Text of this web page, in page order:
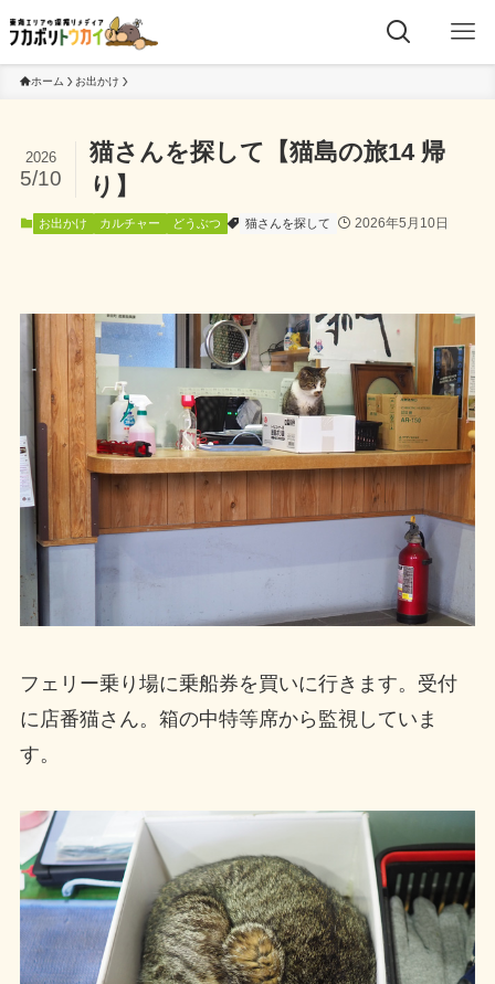
ホーム お出かけ
猫さんを探して【猫島の旅14 帰
り】
2026
5/10
お出かけ カルチャー どうぶつ 猫さんを探して 2026年5月10日
フェリー乗り場に乗船券を買いに行きます。受付
に店番猫さん。箱の中特等席から監視していま
す。